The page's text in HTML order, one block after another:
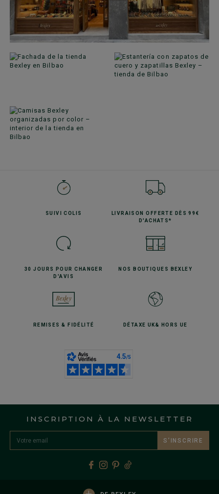
SUIVICOLIS LIVRAISON OFFERTE
DÈS 99€
D'ACHATS*
30 JOURS POURCHANGER
D'AVIS
NOS BOUTIQUES BEXLEY
REMISES& FIDÉLITÉ DÉTAXE UK& HORS UE
INSCRIPTION À LA NEWSLETTER
S’INSCRIRE